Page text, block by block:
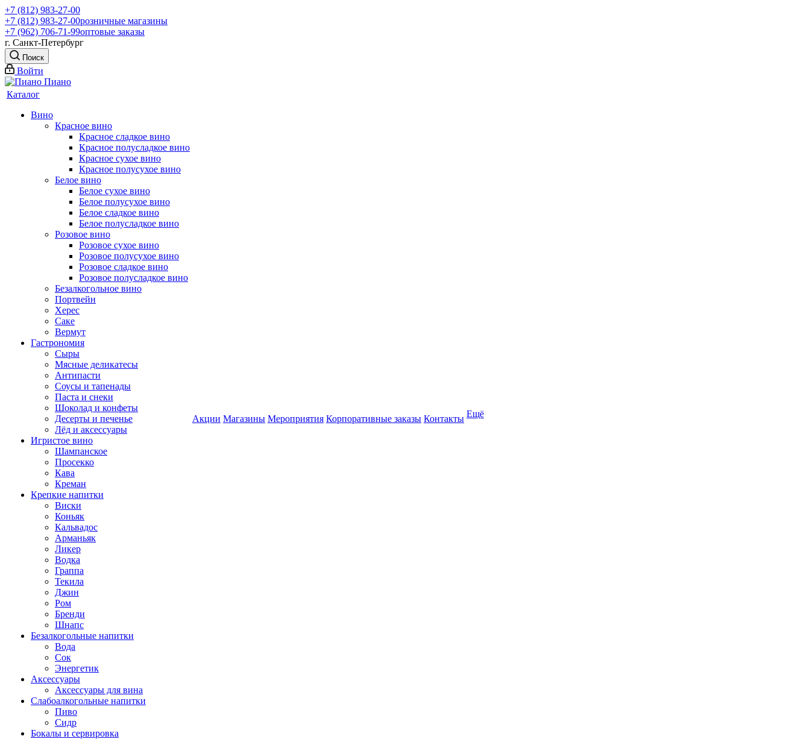
+7 (812) 983-27-00
+7 (812) 983-27-00розничные магазины
+7 (962) 706-71-99оптовые заказы
г. Санкт-Петербург
Поиск
Войти
Каталог
Вино
Красное вино
Красное сладкое вино
Красное полусладкое вино
Красное сухое вино
Красное полусухое вино
Белое вино
Белое сухое вино
Белое полусухое вино
Белое сладкое вино
Белое полусладкое вино
Розовое вино
Розовое сухое вино
Розовое полусухое вино
Розовое сладкое вино
Розовое полусладкое вино
Безалкогольное вино
Портвейн
Херес
Саке
Вермут
Гастрономия
Сыры
Мясные деликатесы
Антипасти
Соусы и тапенады
Паста и снеки
Шоколад и конфеты
Десерты и печенье
Лёд и аксессуары
Игристое вино
Шампанское
Просекко
Кава
Креман
Крепкие напитки
Виски
Коньяк
Кальвадос
Арманьяк
Ликер
Водка
Граппа
Текила
Джин
Ром
Бренди
Шнапс
Безалкогольные напитки
Вода
Сок
Энергетик
Аксессуары
Аксессуары для вина
Слабоалкогольные напитки
Пиво
Сидр
Бокалы и сервировка
Акции Магазины Мероприятия Корпоративные заказы Контакты Ещё